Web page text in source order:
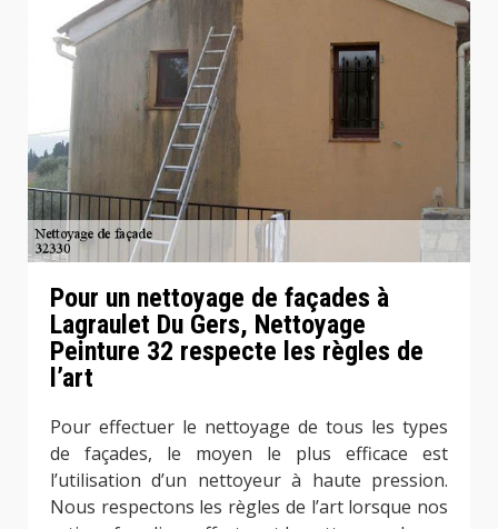
Pour un nettoyage de façades à
Lagraulet Du Gers, Nettoyage
Peinture 32 respecte les règles de
l’art
Pour effectuer le nettoyage de tous les types
de façades, le moyen le plus efficace est
l’utilisation d’un nettoyeur à haute pression.
Nous respectons les règles de l’art lorsque nos